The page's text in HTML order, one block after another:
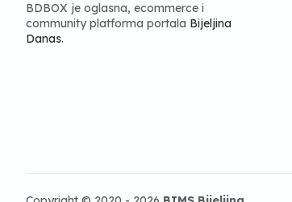
BDBOX je oglasna, ecommerce i
community platforma portala Bijeljina
Danas.